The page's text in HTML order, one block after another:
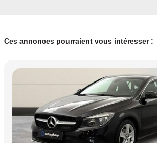
Ces annonces pourraient vous intéresser :